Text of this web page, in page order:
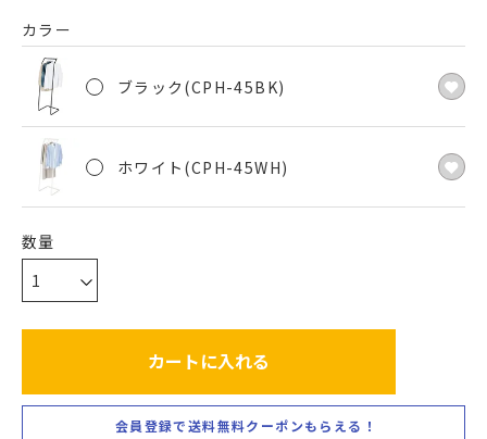
カラー
ブラック(CPH-45BK)
ホワイト(CPH-45WH)
カートに入れる
会員登録で送料無料クーポンもらえる！